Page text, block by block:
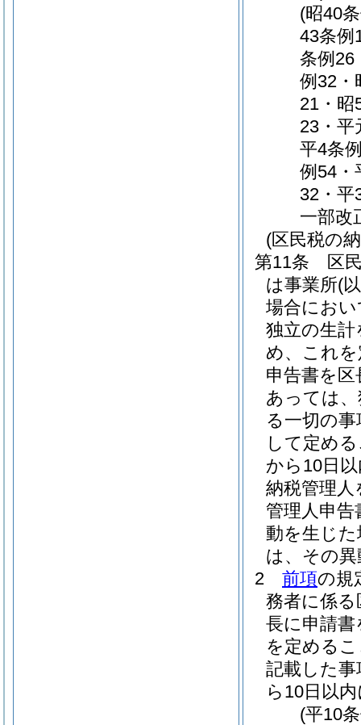
(昭40
43条例
条例26
例32・
21・昭
23・平
平4条
例54・
32・平
一部改
(区民税の
第11条
区
は事業所(
場合にお
独立の生
め、これ
申告書を
あっては
る一切の
して定め
から10日
納税管理
管理人申告
動を生じ
は、その
2
前項の規
務者に係
長に申請
を定める
記載した
ら10日以
(平10